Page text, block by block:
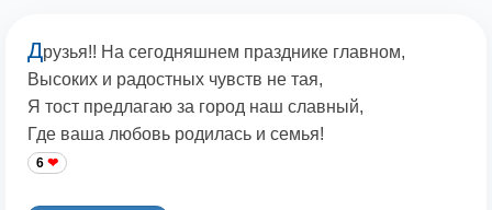
Друзья!! На сегодняшнем празднике главном,
Высоких и радостных чувств не тая,
Я тост предлагаю за город наш славный,
Где вaша любовь родилась и семья!
6